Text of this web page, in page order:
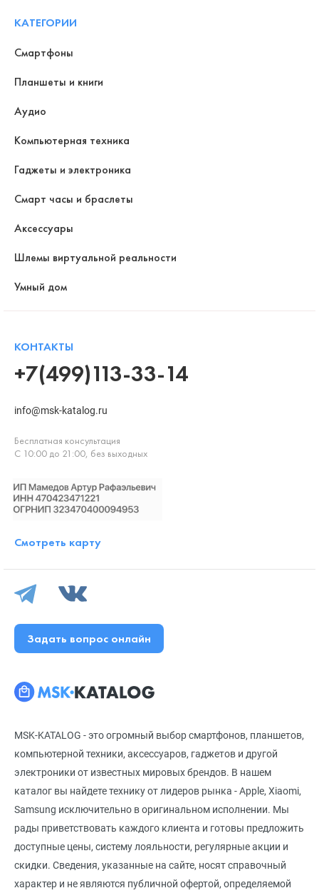
MSK-KATALOG - это огромный выбор смартфонов, планшетов,
компьютерной техники, аксессуаров, гаджетов и другой
электроники от известных мировых брендов. В нашем
каталог вы найдете технику от лидеров рынка - Apple, Xiaomi,
Samsung исключительно в оригинальном исполнении. Мы
рады приветствовать каждого клиента и готовы предложить
доступные цены, систему лояльности, регулярные акции и
скидки. Сведения, указанные на сайте, носят справочный
характер и не являются публичной офертой, определяемой
КАТЕГОРИИ
Смартфоны
Планшеты и книги
Аудио
Компьютерная техника
Гаджеты и электроника
Смарт часы и браслеты
Аксессуары
Шлемы виртуальной реальности
Умный дом
КОНТАКТЫ
+7(499)113-33-14
info@msk-katalog.ru
Бесплатная консультация
С 10:00 до 21:00, без выходных
Смотреть карту
Задать вопрос онлайн